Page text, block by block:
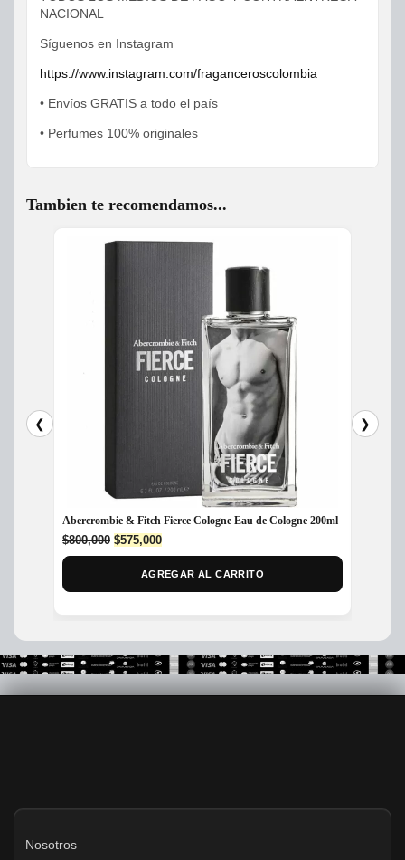
NACIONAL
Síguenos en Instagram
https://www.instagram.com/fraganceroscolombia
• Envíos GRATIS a todo el país
• Perfumes 100% originales
Tambien te recomendamos...
❮
Abercrombie & Fitch Fierce Cologne Eau de Cologne 200ml
$800,000 Original
price
$575,000Current
price
is:
AGREGAR AL CARRITO
❯
Nosotros